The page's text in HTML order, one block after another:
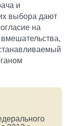
и
выбора дают
на